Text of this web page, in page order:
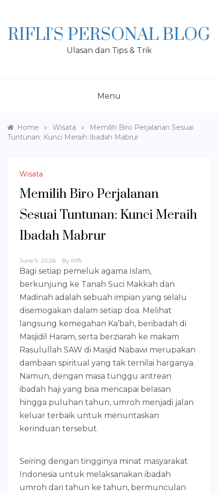
RIFLI'S PERSONAL BLOG
Ulasan dan Tips & Trik
Menu
Home » Wisata »
Memilih Biro Perjalanan Sesuai
Tuntunan: Kunci Meraih Ibadah Mabrur
Wisata
Memilih Biro Perjalanan
Sesuai Tuntunan: Kunci Meraih
Ibadah Mabrur
June 9, 2026 By Rifli
Bagi setiap pemeluk agama Islam,
berkunjung ke Tanah Suci Makkah dan
Madinah adalah sebuah impian yang selalu
disemogakan dalam setiap doa. Melihat
langsung kemegahan Ka’bah, beribadah di
Masjidil Haram, serta berziarah ke makam
Rasulullah SAW di Masjid Nabawi merupakan
dambaan spiritual yang tak ternilai harganya.
Namun, dengan masa tunggu antrean
ibadah haji yang bisa mencapai belasan
hingga puluhan tahun, umroh menjadi jalan
keluar terbaik untuk menuntaskan
kerinduan tersebut.
Seiring dengan tingginya minat masyarakat
Indonesia untuk melaksanakan ibadah
umroh dari tahun ke tahun, bermunculan